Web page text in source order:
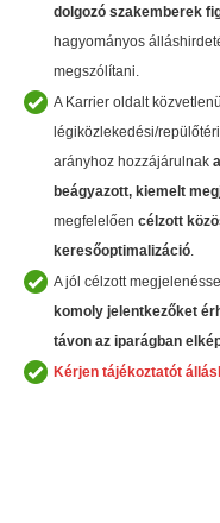
dolgozó szakemberek
hagyományos
megszólítani.
A Karrier oldalt
légiközlekedési/
arányhoz hozzájárulnak
beágyazott, kiemelt
megfelelően célzott
keresőoptimalizáció
A jól célzott
komoly jelentkezőket
távon az iparágban
Kérjen tájékoztatót